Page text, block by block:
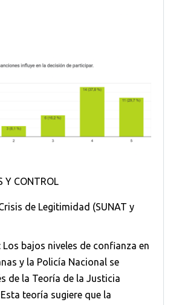
Y CONTROL
de Legitimidad (SUNAT y
Los bajos niveles de confianza en
y la Policía Nacional se
de la Teoría de la Justicia
teoría sugiere que la